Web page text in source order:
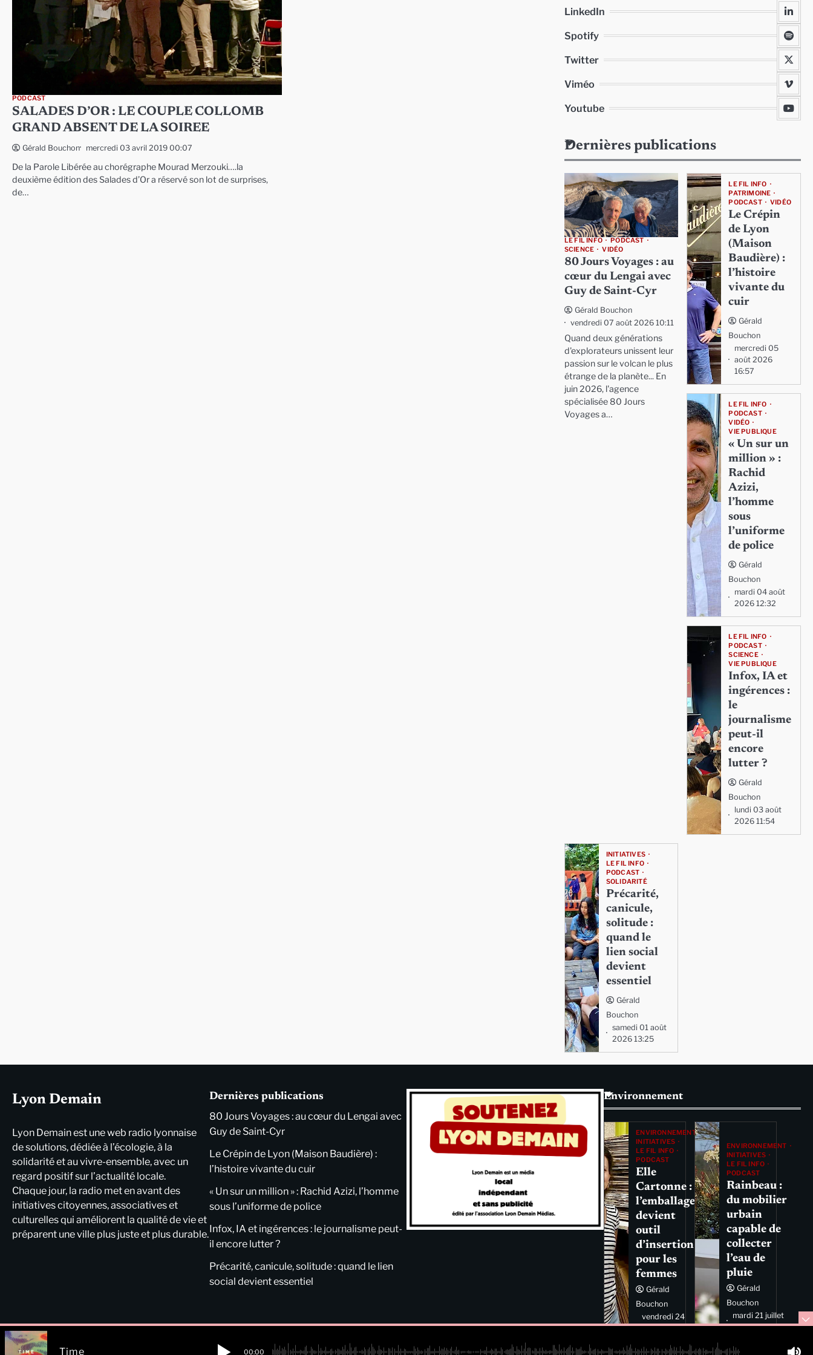
PODCAST
SALADES D’OR : LE COUPLE COLLOMB
GRAND ABSENT DE LA SOIREE
Gérald Bouchon mercredi 03 avril 2019 00:07
De la Parole Libérée au chorégraphe Mourad Merzouki….la
deuxième édition des Salades d’Or a réservé son lot de surprises,
de…
LinkedIn
Spotify
Twitter
Viméo
Youtube
Dernières publications
LE FIL INFO
PODCAST
SCIENCE
VIDÉO
80 Jours Voyages : au
cœur du Lengai avec
Guy de Saint-Cyr
Gérald Bouchon
vendredi 07 août 2026 10:11
Quand deux générations
d'explorateurs unissent leur
passion sur le volcan le plus
étrange de la planète... En
juin 2026, l'agence
spécialisée 80 Jours
Voyages a…
LE FIL INFO
PATRIMOINE
PODCAST
VIDÉO
Le Crépin
de Lyon
(Maison
Baudière) :
l’histoire
vivante du
cuir
Gérald
Bouchon
mercredi 05
août 2026
16:57
LE FIL INFO
PODCAST
VIDÉO
VIE PUBLIQUE
« Un sur un
million » :
Rachid
Azizi,
l’homme
sous
l’uniforme
de police
Gérald
Bouchon
mardi 04 août
2026 12:32
LE FIL INFO
PODCAST
SCIENCE
VIE PUBLIQUE
Infox, IA et
ingérences :
le
journalisme
peut-il
encore
lutter ?
Gérald
Bouchon
lundi 03 août
2026 11:54
INITIATIVES
LE FIL INFO
PODCAST
SOLIDARITÉ
Précarité,
canicule,
solitude :
quand le
lien social
devient
essentiel
Gérald
Bouchon
samedi 01 août
2026 13:25
Lyon Demain
Lyon Demain est une web radio lyonnaise
de solutions, dédiée à l’écologie, à la
solidarité et au vivre-ensemble, avec un
regard positif sur l’actualité locale.
Chaque jour, la radio met en avant des
initiatives citoyennes, associatives et
culturelles qui améliorent la qualité de vie et
préparent une ville plus juste et plus durable.
Dernières publications
80 Jours Voyages : au cœur du Lengai avec
Guy de Saint-Cyr
Le Crépin de Lyon (Maison Baudière) :
l’histoire vivante du cuir
« Un sur un million » : Rachid Azizi, l’homme
sous l’uniforme de police
Infox, IA et ingérences : le journalisme peut-
il encore lutter ?
Précarité, canicule, solitude : quand le lien
social devient essentiel
Environnement
ENVIRONNEMENT
INITIATIVES
LE FIL INFO
PODCAST
Elle
Cartonne :
l’emballage
devient
outil
d’insertion
pour les
femmes
Gérald
Bouchon
vendredi 24
juillet 2026
ENVIRONNEMENT
INITIATIVES
LE FIL INFO
PODCAST
Rainbeau :
du mobilier
urbain
capable de
collecter
l’eau de
pluie
Gérald
Bouchon
mardi 21 juillet
2026 11:44
Time 00:00